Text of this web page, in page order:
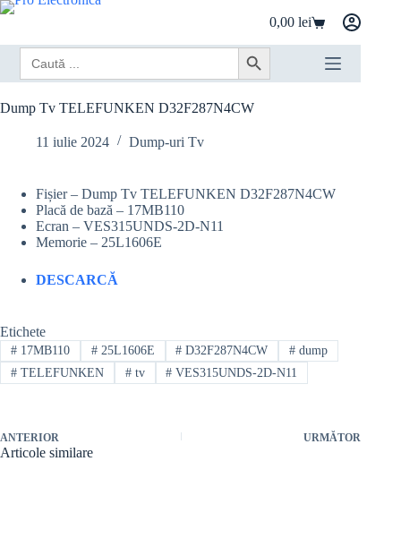
Sari
Coș
de
cumpărături
0,00lei
Search
for:
Search Button
Dump Tv TELEFUNKEN D32F287N4CW
11 iulie 2024 Dump-uri Tv
Fișier – Dump Tv TELEFUNKEN D32F287N4CW
Placă de bază – 17MB110
Ecran – VES315UNDS-2D-N11
Memorie – 25L1606E
DESCARCĂ
Etichete
#17MB110 #25L1606E # D32F287N4CW # dump
#TELEFUNKEN #tv # VES315UNDS-2D-N11
ANTERIOR URMĂTOR
Articole similare